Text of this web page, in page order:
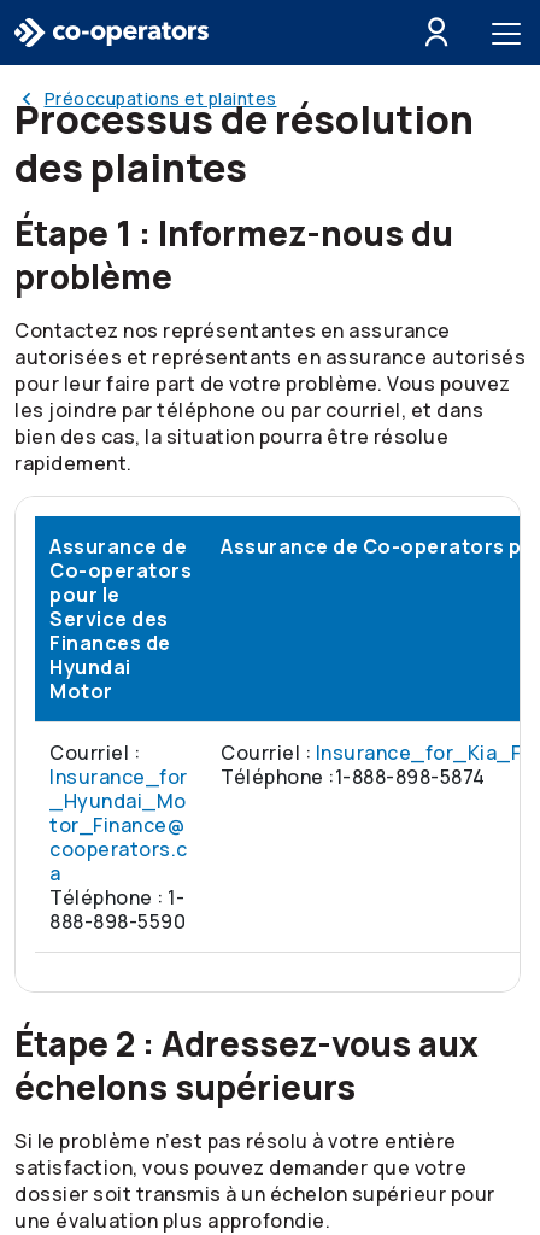
Passer à la recherche
Passer au menu principal
Passer au contenu principal
Passer au pied de page
Préoccupations et plaintes
Processus de résolution
des plaintes
Étape 1 : Informez-nous du
problème
Contactez nos représentantes en assurance
autorisées et représentants en assurance autorisés
pour leur faire part de votre problème. Vous pouvez
les joindre par téléphone ou par courriel, et dans
bien des cas, la situation pourra être résolue
rapidement.
Assurance de
Co-operators
pour le
Service des
Finances de
Hyundai
Motor
Assurance de Co-operators
Courriel :
Insurance_for
_Hyundai_Mo
tor_Finance@
cooperators.c
a
Téléphone : 1-
888-898-5590
Courriel :
Téléphone :1-888-898-5874
Étape 2 : Adressez-vous aux
échelons supérieurs
Si le problème n’est pas résolu à votre entière
satisfaction, vous pouvez demander que votre
dossier soit transmis à un échelon supérieur pour
une évaluation plus approfondie.